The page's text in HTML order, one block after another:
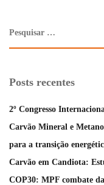
Posts recentes
2º Congresso
Carvão Mineral e
para a transição
Carvão em Candiota:
COP30: MPF combate